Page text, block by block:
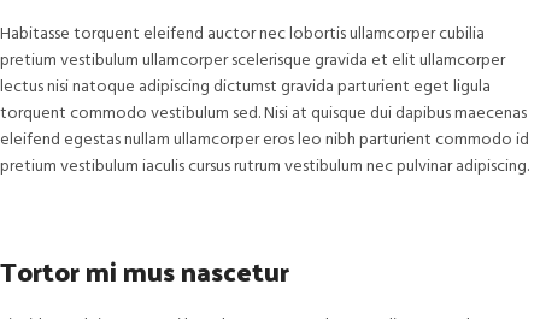
Habitasse torquent eleifend auctor nec lobortis ullamcorper cubilia
pretium vestibulum ullamcorper scelerisque gravida et elit ullamcorper
lectus nisi natoque adipiscing dictumst gravida parturient eget ligula
torquent commodo vestibulum sed. Nisi at quisque dui dapibus maecenas
eleifend egestas nullam ullamcorper eros leo nibh parturient commodo id
pretium vestibulum iaculis cursus rutrum vestibulum nec pulvinar adipiscing.
Tortor mi mus nascetur